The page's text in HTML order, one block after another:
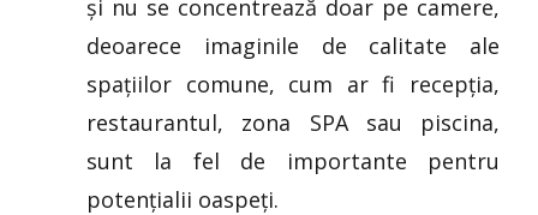
și nu se concentrează doar pe camere,
deoarece imaginile de calitate ale
spațiilor comune, cum ar fi recepția,
restaurantul, zona SPA sau piscina,
sunt la fel de importante pentru
potențialii oaspeți.